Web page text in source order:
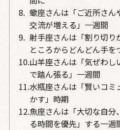
蠍座さんは「ご近所さん
交流が増える」一週間
射手座さんは「割り切り
ところからどんどん手
山羊座さんは「気ぜわし
で踏ん張る」一週間
水瓶座さんは「賢いコミ
かす」時期
魚座さんは「大切な自分
る時間を優先」する一週